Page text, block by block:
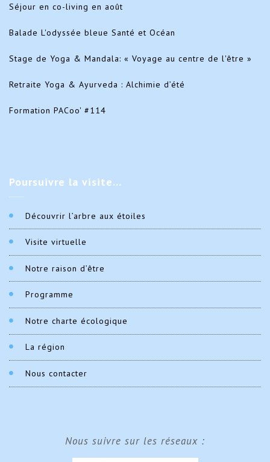
Séjour en co-living en août
Balade L'odyssée bleue Santé et Océan
Stage de Yoga & Mandala: « Voyage au centre de l'être »
Retraite Yoga & Ayurveda : Alchimie d’été
Formation PACoo' #114
Poursuivre la visite…
Découvrir l’arbre aux étoiles
Visite virtuelle
Notre raison d’être
Programme
Notre charte écologique
La région
Nous contacter
Nous suivre sur les réseaux :